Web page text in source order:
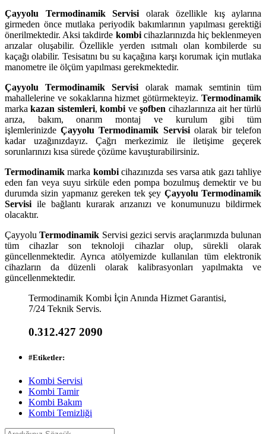
Çayyolu Termodinamik Servisi olarak özellikle kış aylarına
girmeden önce mutlaka periyodik bakımlarının yapılması gerektiği
önerilmektedir. Aksi takdirde kombicihazlarınızda hiç beklenmeyen
arızalar oluşabilir. Özellikle yerden ısıtmalı olan kombilerde su
kaçağı olabilir. Tesisatını bu su kaçağına karşı korumak için mutlaka
manometre ile ölçüm yapılması gerekmektedir.
ÇayyoluTermodinamik Servisi olarak mamak semtinin tüm
mahallelerine ve sokaklarına hizmet götürmekteyiz. Termodinamik
markakazan sistemleri,kombi veşofben cihazlarınıza ait her türlü
arıza, bakım, onarım montaj ve kurulum gibi tüm
işlemlerinizdeÇayyoluTermodinamik Servisi olarak bir telefon
kadar uzağınızdayız. Çağrı merkezimiz ile iletişime geçerek
sorunlarınızı kısa sürede çözüme kavuşturabilirsiniz.
Termodinamik marka kombicihazınızda ses varsa atık gazı tahliye
eden fan veya suyu sirküle eden pompa bozulmuş demektir ve bu
durumda sizin yapmanız gereken tek şey Çayyolu Termodinamik
Servisi ile bağlantı kurarak arızanızı ve konumunuzu bildirmek
olacaktır.
ÇayyoluTermodinamik Servisi gezici servis araçlarımızda bulunan
tüm cihazlar son teknoloji cihazlar olup, sürekli olarak
güncellenmektedir. Ayrıca atölyemizde kullanılan tüm elektronik
cihazların da düzenli olarak kalibrasyonları yapılmakta ve
güncellenmektedir.
Termodinamik Kombi İçin Anında Hizmet Garantisi,
7/24 Teknik Servis.
0.312.427 2090
#Etiketler:
Kombi Servisi
Kombi Tamir
Kombi Bakım
Kombi Temizliği